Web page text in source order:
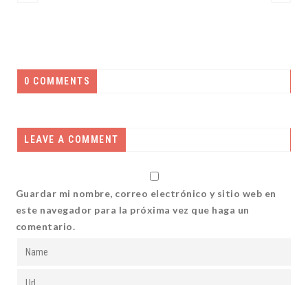
0 COMMENTS
LEAVE A COMMENT
Guardar mi nombre, correo electrónico y sitio web en
este navegador para la próxima vez que haga un
comentario.